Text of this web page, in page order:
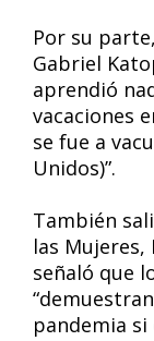
Por su
Gabriel
aprendió
vacaciones
se fue a
Unidos)”.
También
las
señaló que
pandemia si